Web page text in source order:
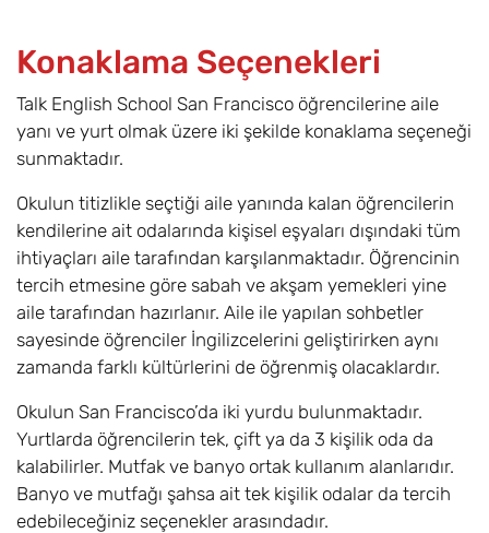
Konaklama Seçenekleri
Talk English School San Francisco öğrencilerine aile
yanı ve yurt olmak üzere iki şekilde konaklama seçeneği
sunmaktadır.
Okulun titizlikle seçtiği aile yanında kalan öğrencilerin
kendilerine ait odalarında kişisel eşyaları dışındaki tüm
ihtiyaçları aile tarafından karşılanmaktadır. Öğrencinin
tercih etmesine göre sabah ve akşam yemekleri yine
aile tarafından hazırlanır. Aile ile yapılan sohbetler
sayesinde öğrenciler İngilizcelerini geliştirirken aynı
zamanda farklı kültürlerini de öğrenmiş olacaklardır.
Okulun San Francisco’da iki yurdu bulunmaktadır.
Yurtlarda öğrencilerin tek, çift ya da 3 kişilik oda da
kalabilirler. Mutfak ve banyo ortak kullanım alanlarıdır.
Banyo ve mutfağı şahsa ait tek kişilik odalar da tercih
edebileceğiniz seçenekler arasındadır.